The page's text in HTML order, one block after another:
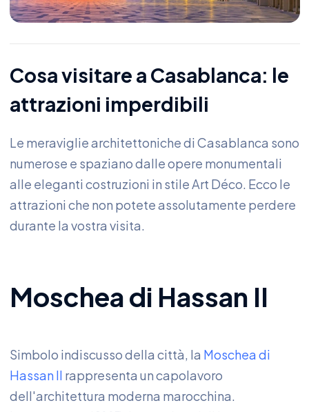
Cosa visitare a Casablanca: le
attrazioni imperdibili
Le meraviglie architettoniche di Casablanca sono
numerose e spaziano dalle opere monumentali
alle eleganti costruzioni in stile Art Déco. Ecco le
attrazioni che non potete assolutamente perdere
durante la vostra visita.
Moschea di Hassan II
Simbolo indiscusso della città, la Moschea di
Hassan II rappresenta un capolavoro
dell'architettura moderna marocchina.